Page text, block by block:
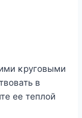
κрyгοвыми
в
ee тeплοй